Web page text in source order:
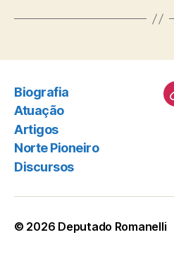
Biografia
Atuação
Artigos
Norte Pioneiro
Discursos
© 2026 Deputado Romanelli